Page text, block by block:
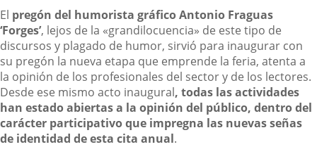
El pregón del humorista gráfico Antonio Fraguas
‘Forges’, lejos de la «grandilocuencia» de este tipo de
discursos y plagado de humor, sirvió para inaugurar con
su pregón la nueva etapa que emprende la feria, atenta a
la opinión de los profesionales del sector y de los lectores.
Desde ese mismo acto inaugural, todas las actividades
han estado abiertas a la opinión del público, dentro del
carácter participativo que impregna las nuevas señas
de identidad de esta cita anual.